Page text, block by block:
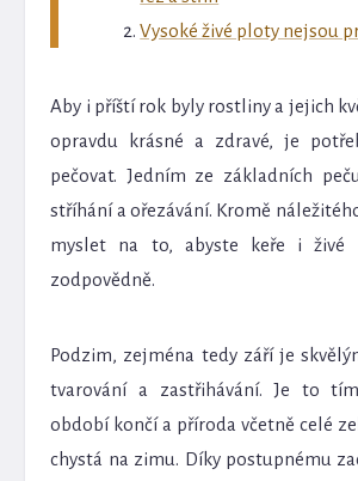
Vysoké živé ploty nejsou
Aby i příští rok byly rostliny a jejich
opravdu krásné a zdravé, je
pečovat. Jedním ze základních
stříhání a ořezávání. Kromě
myslet na to, abyste keře i živé
zodpovědně.
Podzim, zejména tedy září je
tvarování a zastřihávání. Je to
období končí a příroda včetně celé
chystá na zimu. Díky postupnému